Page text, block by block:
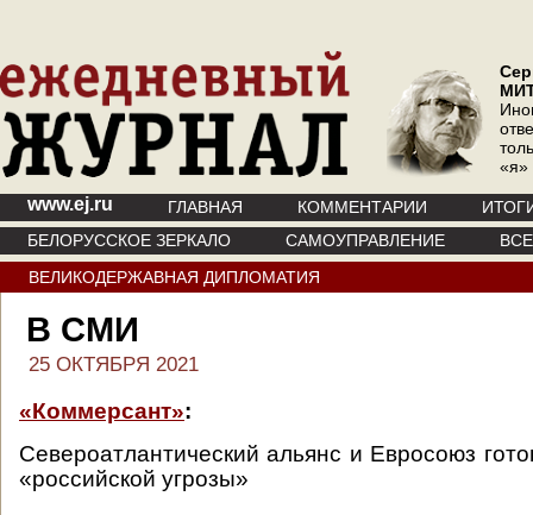
«я»
www.ej.ru ГЛАВНАЯ КОММЕНТАРИИ
БЕЛОРУССКОЕ ЗЕРКАЛО
САМОУПРАВЛЕНИЕ
ВЕЛИКОДЕРЖАВНАЯ ДИПЛОМАТИЯ
В СМИ
25 ОКТЯБРЯ 2021
«Коммерсант»:
Североатлантический альянс и Евросоюз
«российской угрозы»